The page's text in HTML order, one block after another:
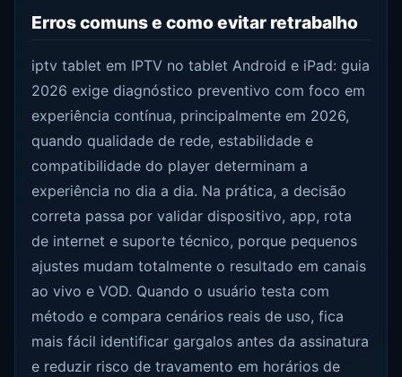
Erros comuns e como evitar retrabalho
iptv tablet em IPTV no tablet Android e iPad: guia
2026 exige diagnóstico preventivo com foco em
experiência contínua, principalmente em 2026,
quando qualidade de rede, estabilidade e
compatibilidade do player determinam a
experiência no dia a dia. Na prática, a decisão
correta passa por validar dispositivo, app, rota
de internet e suporte técnico, porque pequenos
ajustes mudam totalmente o resultado em canais
ao vivo e VOD. Quando o usuário testa com
método e compara cenários reais de uso, fica
mais fácil identificar gargalos antes da assinatura
e reduzir risco de travamento em horários de